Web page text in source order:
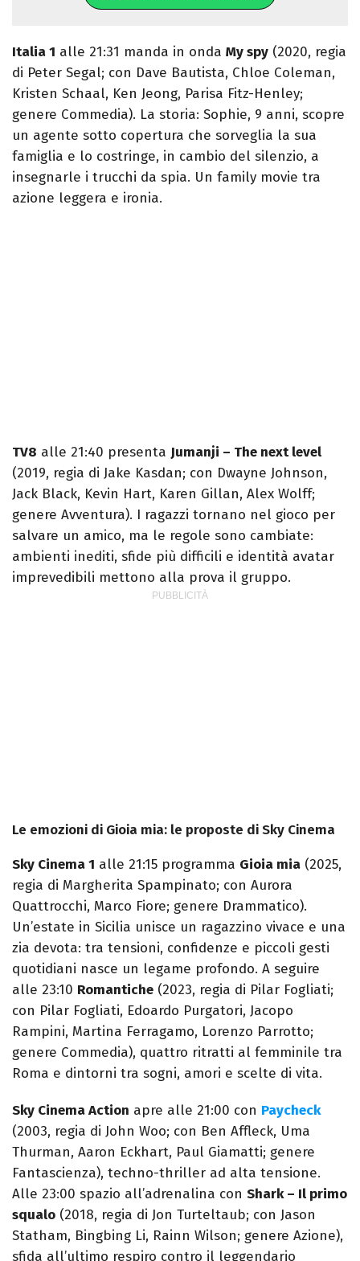
Italia 1 alle 21:31 manda in onda My spy (2020, regia
di Peter Segal; con Dave Bautista, Chloe Coleman,
Kristen Schaal, Ken Jeong, Parisa Fitz-Henley;
genere Commedia). La storia: Sophie, 9 anni, scopre
un agente sotto copertura che sorveglia la sua
famiglia e lo costringe, in cambio del silenzio, a
insegnarle i trucchi da spia. Un family movie tra
azione leggera e ironia.
TV8 alle 21:40 presenta Jumanji – The next level
(2019, regia di Jake Kasdan; con Dwayne Johnson,
Jack Black, Kevin Hart, Karen Gillan, Alex Wolff;
genere Avventura). I ragazzi tornano nel gioco per
salvare un amico, ma le regole sono cambiate:
ambienti inediti, sfide più difficili e identità avatar
imprevedibili mettono alla prova il gruppo.
Le emozioni di Gioia mia: le proposte di Sky Cinema
Sky Cinema 1 alle 21:15 programma Gioia mia (2025,
regia di Margherita Spampinato; con Aurora
Quattrocchi, Marco Fiore; genere Drammatico).
Un’estate in Sicilia unisce un ragazzino vivace e una
zia devota: tra tensioni, confidenze e piccoli gesti
quotidiani nasce un legame profondo. A seguire
alle 23:10 Romantiche (2023, regia di Pilar Fogliati;
con Pilar Fogliati, Edoardo Purgatori, Jacopo
Rampini, Martina Ferragamo, Lorenzo Parrotto;
genere Commedia), quattro ritratti al femminile tra
Roma e dintorni tra sogni, amori e scelte di vita.
Sky Cinema Action apre alle 21:00 con Paycheck
(2003, regia di John Woo; con Ben Affleck, Uma
Thurman, Aaron Eckhart, Paul Giamatti; genere
Fantascienza), techno-thriller ad alta tensione.
Alle 23:00 spazio all’adrenalina con Shark – Il primo
squalo (2018, regia di Jon Turteltaub; con Jason
Statham, Bingbing Li, Rainn Wilson; genere Azione),
sfida all’ultimo respiro contro il leggendario